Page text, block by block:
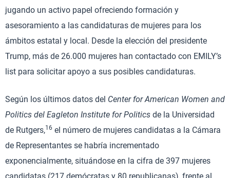
jugando un activo papel ofreciendo formación y
asesoramiento a las candidaturas de mujeres para los
ámbitos estatal y local. Desde la elección del presidente
Trump, más de 26.000 mujeres han contactado con EMILY’s
list para solicitar apoyo a sus posibles candidaturas.
Según los últimos datos del Center for American Women and
Politics del Eagleton Institute for Politics de la Universidad
de Rutgers,16 el número de mujeres candidatas a la Cámara
de Representantes se habría incrementado
exponencialmente, situándose en la cifra de 397 mujeres
candidatas (217 demócratas y 80 republicanas), frente al